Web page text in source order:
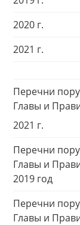
2020 г.
2021 г.
Перечни
Главы и
2021 г.
Перечни
Главы и
2019 год
Перечни
Главы и